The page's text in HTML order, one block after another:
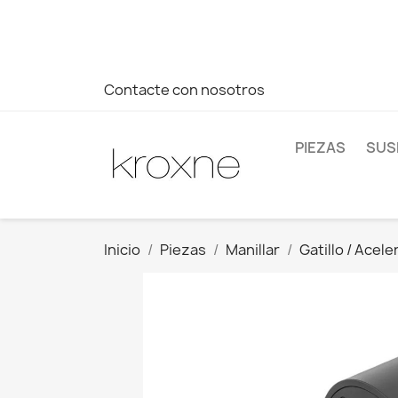
Contacte con nosotros
PIEZAS
Inicio Piezas Manillar Gatillo /